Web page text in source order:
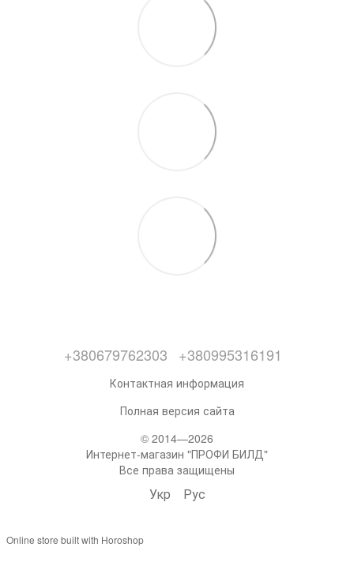
+380679762303 +380995316191
Контактная информация
Полная версия сайта
© 2014—2026
Интернет-магазин "ПРОФИ БИЛД"
Все права защищены
Укр Рус
Online store built with Horoshop